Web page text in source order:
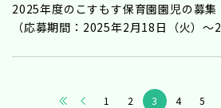
2025年度のこすもす保育園園児の募
（応募期間：2025年2月18日（火）～
1 2 3 4 5